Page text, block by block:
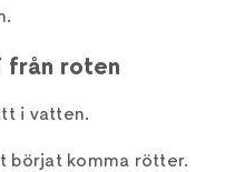
från roten
i vatten.
börjat komma rötter.